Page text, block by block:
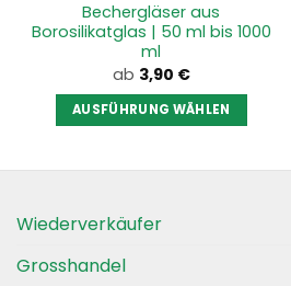
Bechergläser aus
Borosilikatglas | 50 ml bis 1000
ml
ab 3,90 €
AUSFÜHRUNG WÄHLEN
Wiederverkäufer
Grosshandel